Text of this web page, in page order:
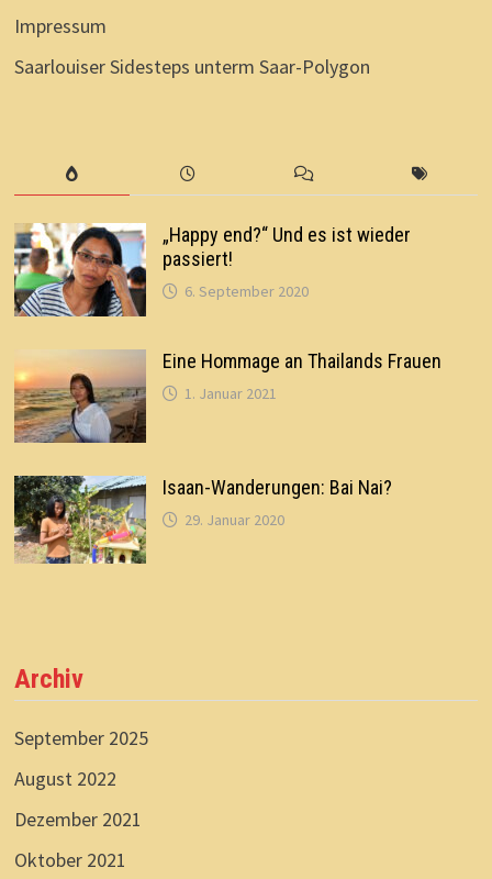
Impressum
Saarlouiser Sidesteps unterm Saar-Polygon
„Happy end?“ Und es ist wieder
passiert!
6. September 2020
Eine Hommage an Thailands Frauen
1. Januar 2021
Isaan-Wanderungen: Bai Nai?
29. Januar 2020
Archiv
September 2025
August 2022
Dezember 2021
Oktober 2021